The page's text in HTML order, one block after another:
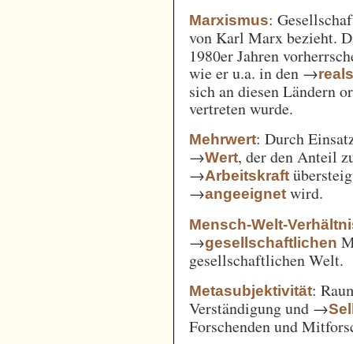
Marxismus:
von Karl Marx bezieht.
1980er Jahren
wie er u.a. in den →
sich an diesen Ländern
vertreten wurde.
Mehrwert: Durch
→Wert, der den Anteil
→Arbeitskraft
→angeeignet wird.
Mensch-Welt-
→gesellschaftlichen
gesellschaftlichen Welt.
Metasubjektivität:
Verständigung und →
Forschenden und